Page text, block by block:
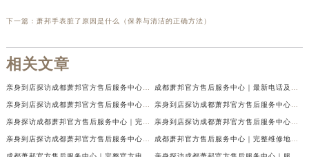
下一篇： 萧邦手表脏了原因是什么（保养与清洁的正确方法）
相关文章